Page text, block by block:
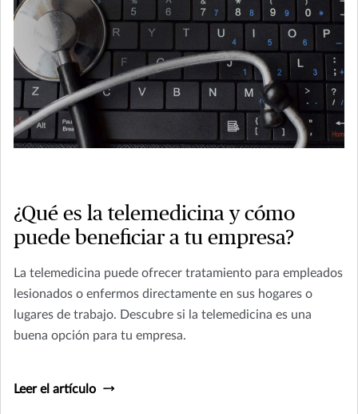
¿Qué es la telemedicina y cómo
puede beneficiar a tu empresa?
La telemedicina puede ofrecer tratamiento para empleados
lesionados o enfermos directamente en sus hogares o
lugares de trabajo. Descubre si la telemedicina es una
buena opción para tu empresa.
Leer el artículo